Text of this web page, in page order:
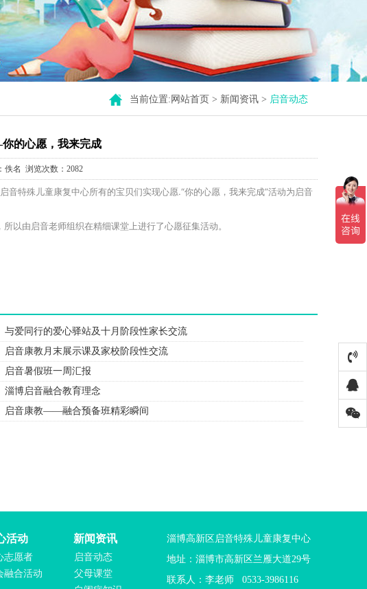
当前位置: 网站首页 > 新闻资讯 > 启音动态
的心愿，我来完成
名 浏览次数：2082
特殊儿童康复中心所有的宝贝们实现心愿.“你的心愿，我来完成”活动为启音
以由启音老师组织在精细课堂上进行了心愿征集活动。
与爱同行的爱心驿站及十月阶段性家长交流
启音康教月末展示课及家校阶段性交流
启音暑假班一周汇报
淄博启音融合教育理念
启音康教——融合预备班精彩瞬间
活动
志愿者
融合活动
新闻资讯
启音动态
父母课堂
淄博高新区启音特殊儿童康复中心
地址：淄博市高新区兰雁大道29号
联系人：李老师 0533-3986116